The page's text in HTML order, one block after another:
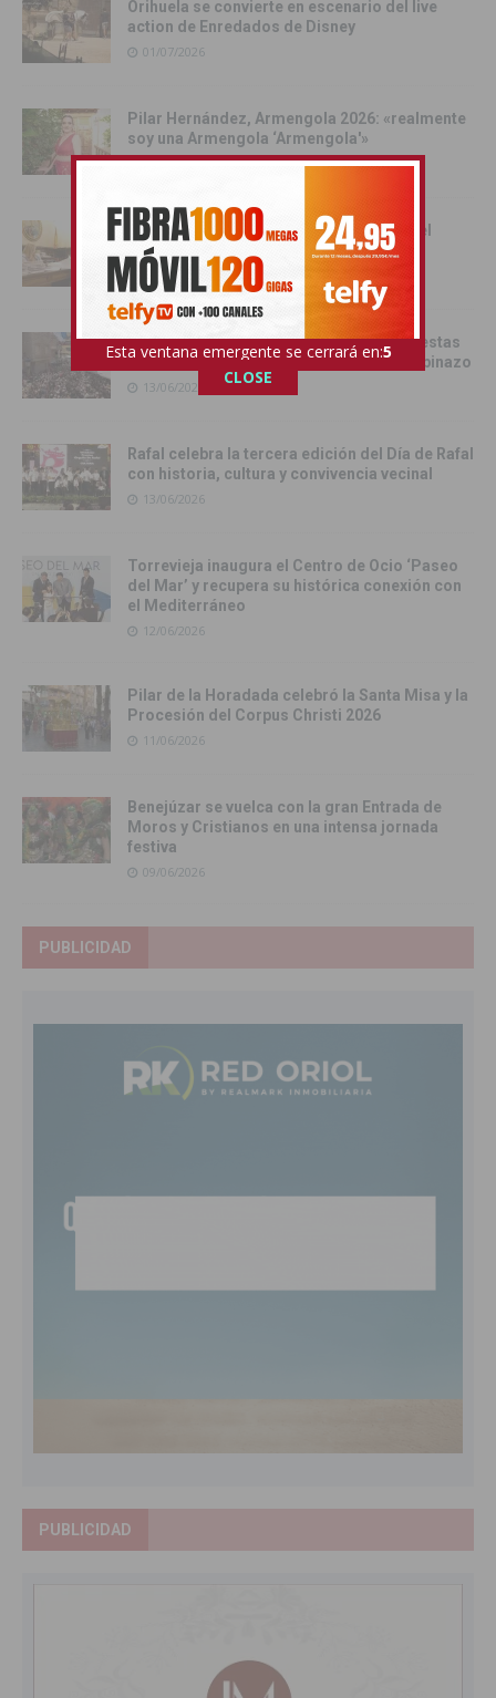
Orihuela se convierte en escenario del live
action de Enredados de Disney
01/07/2026
Pilar Hernández, Armengola 2026: «realmente
soy una Armengola ‘Armengola'»
29/06/2026
Las senadoras de la Vega Baja acercan el
Senado a la comarca
17/06/2026
Catral da el pistoletazo de salida a las fiestas
de San Juan 2026 con el Festival del Chupinazo
13/06/2026
Rafal celebra la tercera edición del Día de Rafal
con historia, cultura y convivencia vecinal
13/06/2026
Torrevieja inaugura el Centro de Ocio ‘Paseo
del Mar’ y recupera su histórica conexión con
el Mediterráneo
12/06/2026
Pilar de la Horadada celebró la Santa Misa y la
Procesión del Corpus Christi 2026
11/06/2026
Benejúzar se vuelca con la gran Entrada de
Moros y Cristianos en una intensa jornada
festiva
09/06/2026
PUBLICIDAD
PUBLICIDAD
Esta ventana emergente se cerrará en:4
CLOSE